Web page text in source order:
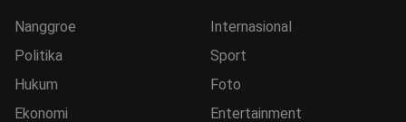
Nanggroe
Politika
Hukum
Ekonomi
Internasional
Sport
Foto
Entertainment